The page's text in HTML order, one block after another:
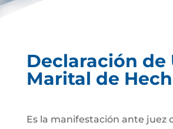
Declaración de
Marital de
Es la manifestación ante juez